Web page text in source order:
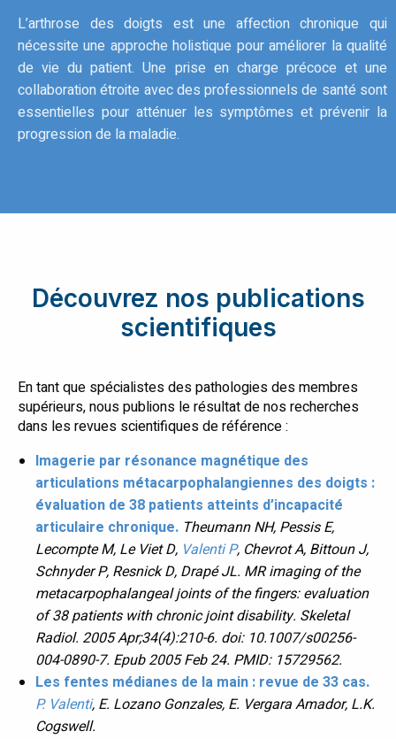
L’arthrose des doigts est une affection chronique qui
nécessite une approche holistique pour améliorer la qualité
de vie du patient. Une prise en charge précoce et une
collaboration étroite avec des professionnels de santé sont
essentielles pour atténuer les symptômes et prévenir la
progression de la maladie.
Découvrez nos publications
scientifiques
En tant que spécialistes des pathologies des membres
supérieurs, nous publions le résultat de nos recherches
dans les revues scientifiques de référence :
Imagerie par résonance magnétique des
articulations métacarpophalangiennes des doigts :
évaluation de 38 patients atteints d’incapacité
articulaire chronique. Theumann NH, Pessis E,
Lecompte M, Le Viet D, Valenti P, Chevrot A, Bittoun J,
Schnyder P, Resnick D, Drapé JL. MR imaging of the
metacarpophalangeal joints of the fingers: evaluation
of 38 patients with chronic joint disability. Skeletal
Radiol. 2005 Apr;34(4):210-6. doi: 10.1007/s00256-
004-0890-7. Epub 2005 Feb 24. PMID: 15729562.
Les fentes médianes de la main : revue de 33 cas.
P. Valenti, E. Lozano Gonzales, E. Vergara Amador, L.K.
Cogswell.